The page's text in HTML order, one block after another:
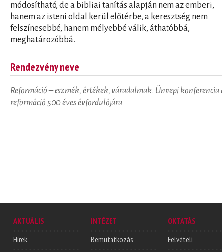
módosítható, de a bibliai tanítás alapján nem az emberi,
hanem az isteni oldal kerül előtérbe, a keresztség nem
felszínesebbé, hanem mélyebbé válik, áthatóbbá,
meghatározóbbá.
Rendezvény neve
Reformáció – eszmék, értékek, váradalmak. Ünnepi konferencia
reformáció 500 éves évfordulójára
AKTUÁLIS
Hírek
INTÉZET
Bemutatkozás
OKTATÁS
Felvételi